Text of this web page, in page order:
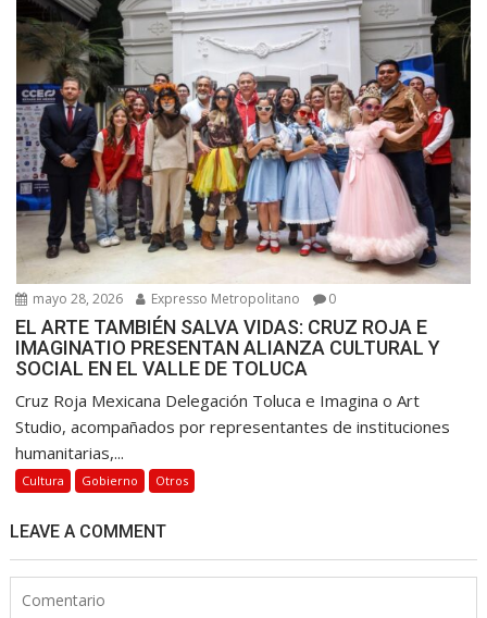
mayo 28, 2026 Expresso Metropolitano 0
EL ARTE TAMBIÉN SALVA VIDAS: CRUZ ROJA E
IMAGINATIO PRESENTAN ALIANZA CULTURAL Y
SOCIAL EN EL VALLE DE TOLUCA
Cruz Roja Mexicana Delegación Toluca e Imagina o Art
Studio, acompañados por representantes de instituciones
humanitarias,...
Cultura Gobierno Otros
LEAVE A COMMENT